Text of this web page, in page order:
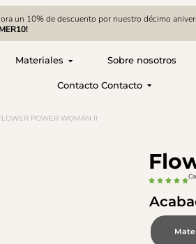
un 10% de descuento por nuestro décimo
Materiales Sobre nosotros
Contacto Contacto
POWER WOMAN II